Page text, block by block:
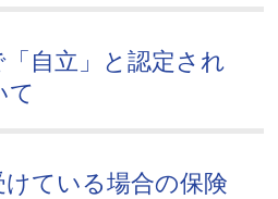
自立」と認定され
て
ている場合の保険